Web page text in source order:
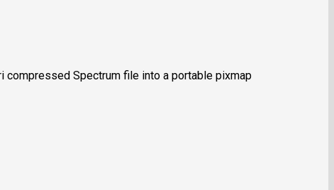
compressed Spectrum file into a portable pixmap